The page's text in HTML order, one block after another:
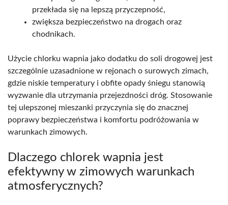
przekłada się na lepszą przyczepność,
zwiększa bezpieczeństwo na drogach oraz
chodnikach.
Użycie chlorku wapnia jako dodatku do soli drogowej jest
szczególnie uzasadnione w rejonach o surowych zimach,
gdzie niskie temperatury i obfite opady śniegu stanowią
wyzwanie dla utrzymania przejezdności dróg. Stosowanie
tej ulepszonej mieszanki przyczynia się do znacznej
poprawy bezpieczeństwa i komfortu podróżowania w
warunkach zimowych.
Dlaczego chlorek wapnia jest
efektywny w zimowych warunkach
atmosferycznych?